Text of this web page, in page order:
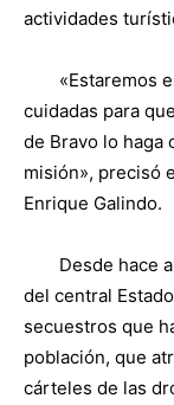
actividades
«Estaremos
cuidadas para
de Bravo lo haga
misión», precisó
Enrique Galindo.
Desde hace
del central
secuestros que
población, que
cárteles de las